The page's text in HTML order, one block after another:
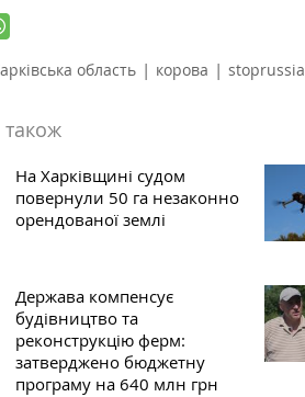
область | корова | stoprussia
також
На Харківщині судом
повернули 50 га незаконно
орендованої землі
Держава компенсує
будівництво та
реконструкцію ферм:
затверджено бюджетну
програму на 640 млн грн